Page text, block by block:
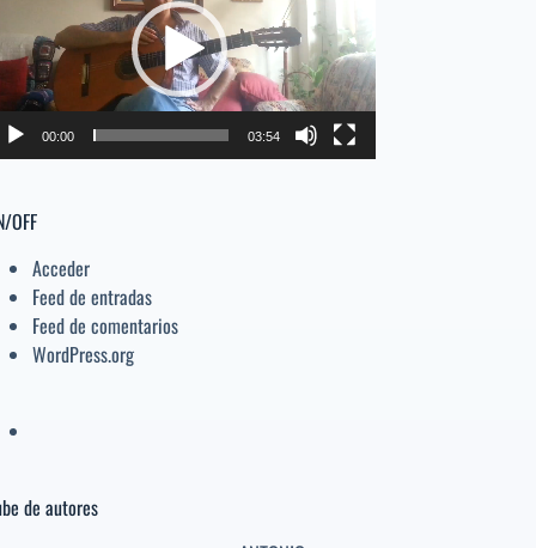
volumen.
00:00 03:54
OFF
Acceder
Feed de entradas
Feed de comentarios
WordPress.org
de autores